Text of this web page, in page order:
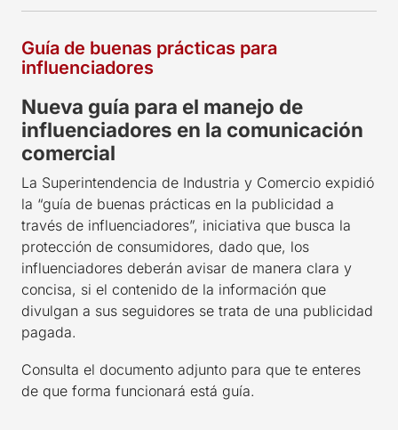
Guía de buenas prácticas para
influenciadores
Nueva guía para el manejo de
influenciadores en la comunicación
comercial
La Superintendencia de Industria y Comercio expidió
la “guía de buenas prácticas en la publicidad a
través de influenciadores”, iniciativa que busca la
protección de consumidores, dado que, los
influenciadores deberán avisar de manera clara y
concisa, si el contenido de la información que
divulgan a sus seguidores se trata de una publicidad
pagada.
Consulta el documento adjunto para que te enteres
de que forma funcionará está guía.